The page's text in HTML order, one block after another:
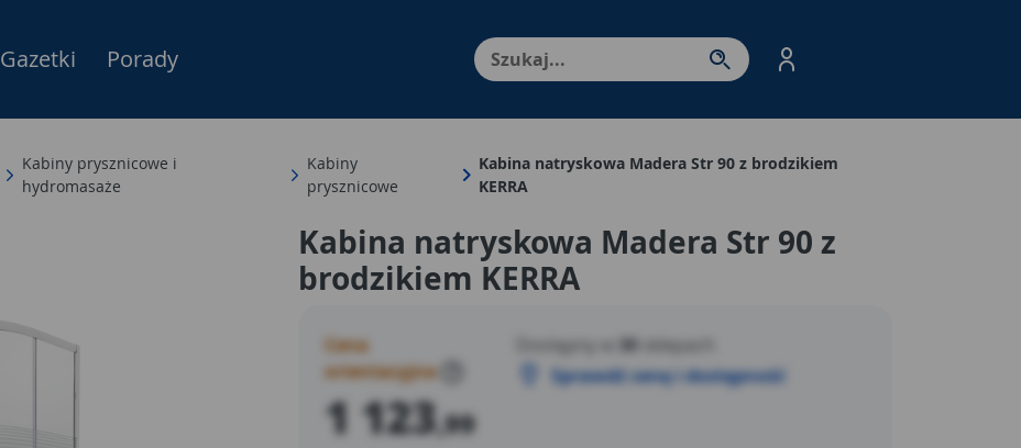
Menu Produktów, nawigacja: Enter - przejdź do strony produktów. Spacja – otwórz/
Gazetki Porady
Kabiny prysznicowe i
hydromasaże
Kabiny
prysznicowe
Kabina natryskowa Madera Str 90 z brodzikiem
KERRA
Kabina natryskowa Madera Str 90 z
brodzikiem KERRA
Cena
orientacyjna
1 123,99
Dostępny w 30
sklepach
Sprawdź cenę i dostępność